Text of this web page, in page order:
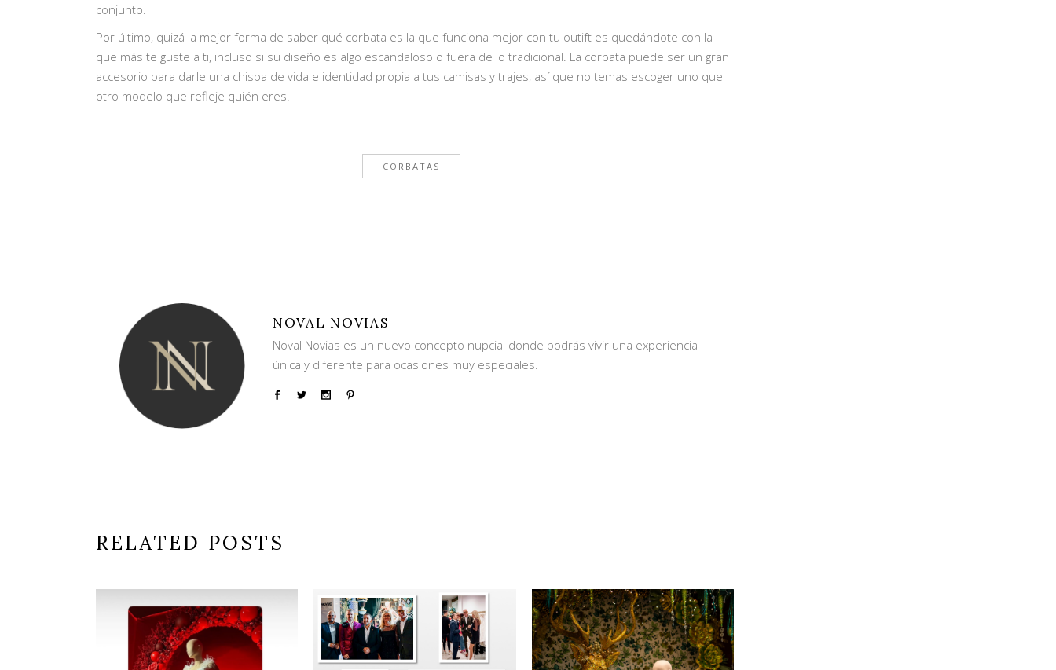
conjunto.
Por último, quizá la mejor forma de saber qué corbata es la que funciona mejor con tu outift es quedándote con la
que más te guste a ti, incluso si su diseño es algo escandaloso o fuera de lo tradicional. La corbata puede ser un gran
accesorio para darle una chispa de vida e identidad propia a tus camisas y trajes, así que no temas escoger uno que
otro modelo que refleje quién eres.
CORBATAS
NOVAL NOVIAS
Noval Novias es un nuevo concepto nupcial donde podrás vivir una experiencia
única y diferente para ocasiones muy especiales.
RELATED POSTS